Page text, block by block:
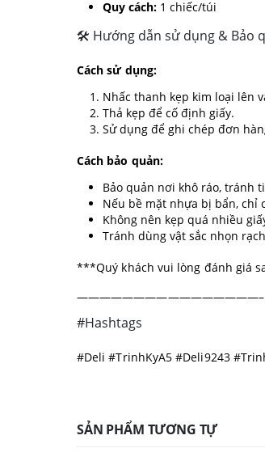
Quy cách: 1 chiếc/túi
🛠 Hướng dẫn sử dụng & Bảo
Cách sử dụng:
Nhấc thanh kẹp kim loại lên
Thả kẹp để cố định giấy.
Sử dụng để ghi chép đơn
Cách bảo quản:
Bảo quản nơi khô ráo, tránh
Nếu bề mặt nhựa bị bẩn, chỉ
Không nên kẹp quá nhiều
Tránh dùng vật sắc nhọn
***Quý khách vui lòng đánh giá
————————————————–
#Hashtags
#Deli #TrinhKyA5 #Deli9243
SẢN PHẨM TƯƠNG TỰ